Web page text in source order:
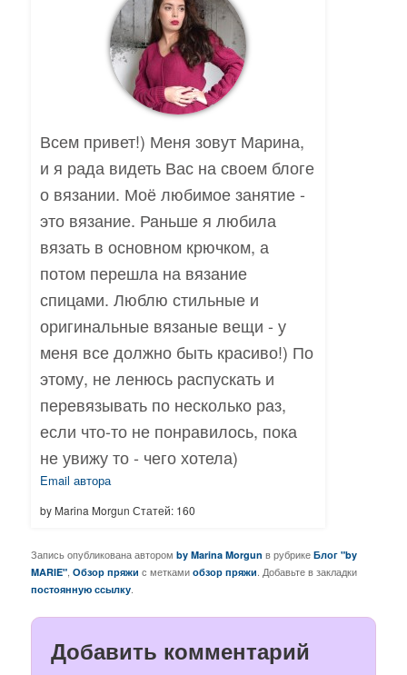
Всем привет!) Меня зовут Марина,
и я рада видеть Вас на своем блоге
о вязании. Моё любимое занятие -
это вязание. Раньше я любила
вязать в основном крючком, а
потом перешла на вязание
спицами. Люблю стильные и
оригинальные вязаные вещи - у
меня все должно быть красиво!) По
этому, не ленюсь распускать и
перевязывать по несколько раз,
если что-то не понравилось, пока
не увижу то - чего хотела)
Email автора
by Marina Morgun Статей: 160
Запись опубликована авторомby Marina Morgun в рубрикеБлог "by
MARIE" ,Обзор пряжи с меткамиобзор пряжи . Добавьте в закладки
постоянную ссылку
Добавить комментарий